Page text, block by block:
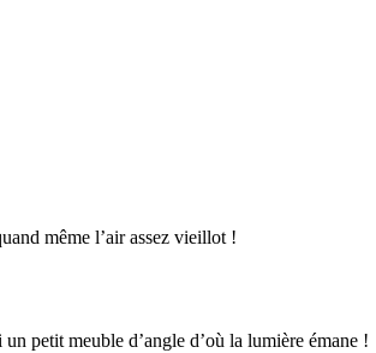
même l’air assez vieillot !
petit meuble d’angle d’où la lumière émane !